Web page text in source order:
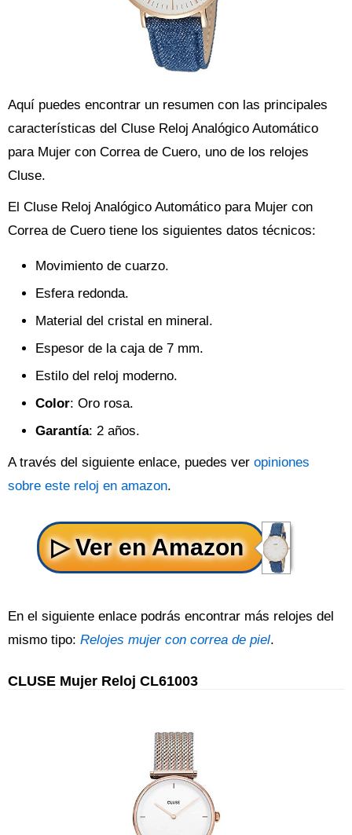
Aquí puedes encontrar un resumen con las principales
características del Cluse Reloj Analógico Automático
para Mujer con Correa de Cuero, uno de los relojes
Cluse.
El Cluse Reloj Analógico Automático para Mujer con
Correa de Cuero tiene los siguientes datos técnicos:
Movimiento de cuarzo.
Esfera redonda.
Material del cristal en mineral.
Espesor de la caja de 7 mm.
Estilo del reloj moderno.
Color: Oro rosa.
Garantía: 2 años.
A través del siguiente enlace, puedes ver opiniones
sobre este reloj en amazon.
En el siguiente enlace podrás encontrar más relojes del
mismo tipo: Relojes mujer con correa de piel.
CLUSE Mujer Reloj CL61003